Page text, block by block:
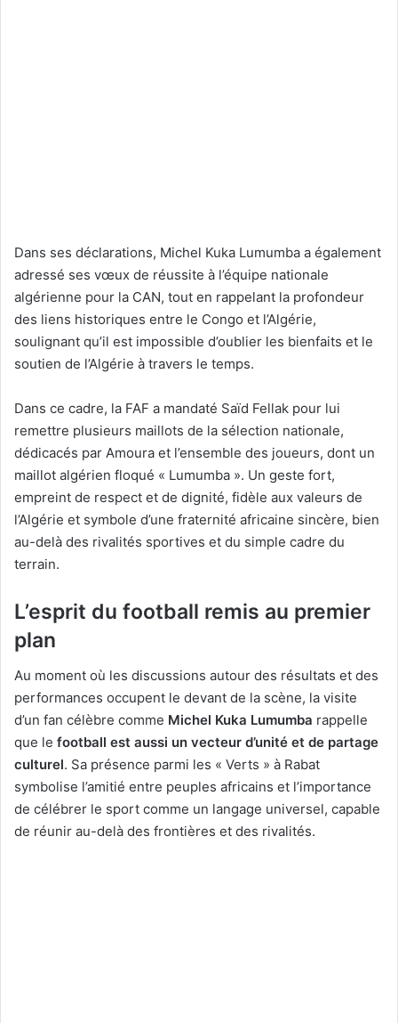
Dans ses déclarations, Michel Kuka Lumumba a également
adressé ses vœux de réussite à l’équipe nationale
algérienne pour la CAN, tout en rappelant la profondeur
des liens historiques entre le Congo et l’Algérie,
soulignant qu’il est impossible d’oublier les bienfaits et le
soutien de l’Algérie à travers le temps.
Dans ce cadre, la FAF a mandaté Saïd Fellak pour lui
remettre plusieurs maillots de la sélection nationale,
dédicacés par Amoura et l’ensemble des joueurs, dont un
maillot algérien floqué « Lumumba ». Un geste fort,
empreint de respect et de dignité, fidèle aux valeurs de
l’Algérie et symbole d’une fraternité africaine sincère, bien
au-delà des rivalités sportives et du simple cadre du
terrain.
L’esprit du football remis au premier
plan
Au moment où les discussions autour des résultats et des
performances occupent le devant de la scène, la visite
d’un fan célèbre comme Michel Kuka Lumumba rappelle
que le football est aussi un vecteur d’unité et de partage
culturel. Sa présence parmi les « Verts » à Rabat
symbolise l’amitié entre peuples africains et l’importance
de célébrer le sport comme un langage universel, capable
de réunir au-delà des frontières et des rivalités.